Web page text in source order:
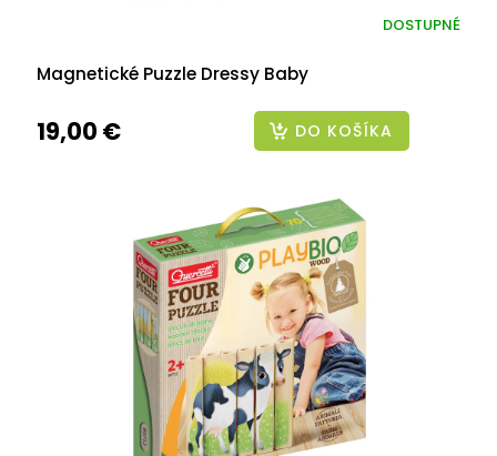
Magnetické Puzzle Dressy Baby
DOSTUPNÉ
19,00 € DO KOŠÍKA